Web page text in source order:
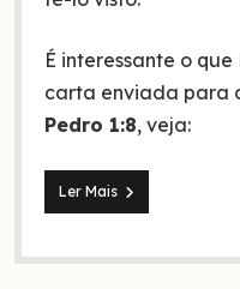
É interessante o
carta enviada para
Pedro 1:8, veja:
Ler MaisComo
amar
Jesus